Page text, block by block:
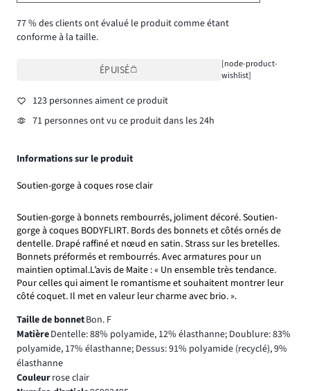
77 % des clients ont évalué le produit comme étant
conforme à la taille.
ÉPUISÉ
[node-product-
wishlist]
123 personnes aiment ce produit
71 personnes ont vu ce produit dans les 24h
Informations sur le produit
Soutien-gorge à coques rose clair
Soutien-gorge à bonnets rembourrés, joliment décoré. Soutien-
gorge à coques BODYFLIRT. Bords des bonnets et côtés ornés de
dentelle. Drapé raffiné et nœud en satin. Strass sur les bretelles.
Bonnets préformés et rembourrés. Avec armatures pour un
maintien optimal.L’avis de Maite : « Un ensemble très tendance.
Pour celles qui aiment le romantisme et souhaitent montrer leur
côté coquet. Il met en valeur leur charme avec brio. ».
Taille de bonnetBon. F
MatièreDentelle: 88% polyamide, 12% élasthanne; Doublure: 83%
polyamide, 17% élasthanne; Dessus: 91% polyamide (recyclé), 9%
élasthanne
Couleurrose clair